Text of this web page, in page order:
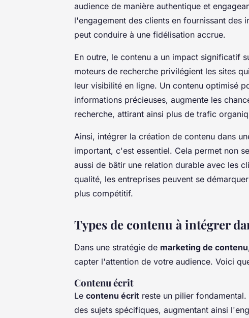
audience de manière authentique et
l'engagement des clients en fournissant des
peut conduire à une fidélisation accrue.
En outre, le contenu a un impact significatif
moteurs de recherche privilégient les sites
leur visibilité en ligne. Un contenu optimisé
informations précieuses, augmente les
recherche, attirant ainsi plus de trafic
Ainsi, intégrer la création de contenu dans
important, c'est essentiel. Cela permet non
aussi de bâtir une relation durable avec les
qualité, les entreprises peuvent se
plus compétitif.
Types de contenu à intégrer
Dans une stratégie de marketing de contenu
capter l'attention de votre audience. Voici
Contenu écrit
Le contenu écrit reste un pilier fondamental.
des sujets spécifiques, augmentant ainsi